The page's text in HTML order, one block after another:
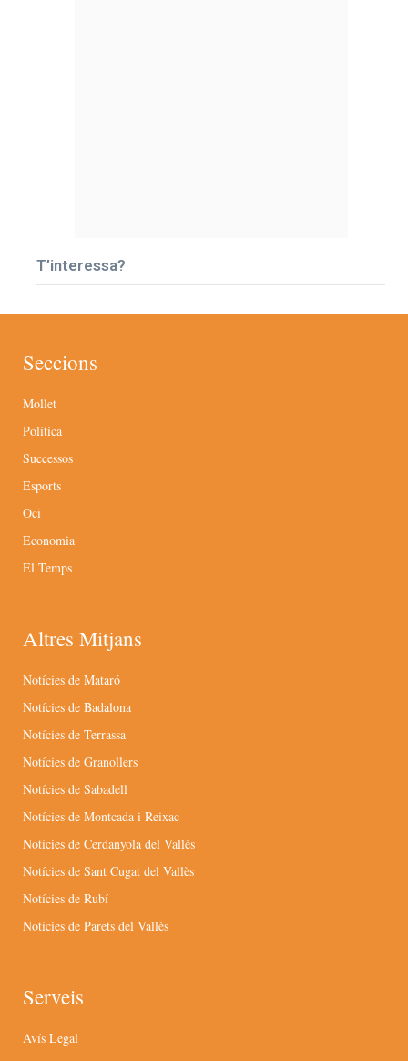
T’interessa?
Seccions
Mollet
Política
Successos
Esports
Oci
Economia
El Temps
Altres Mitjans
Notícies de Mataró
Notícies de Badalona
Notícies de Terrassa
Notícies de Granollers
Notícies de Sabadell
Notícies de Montcada i Reixac
Notícies de Cerdanyola del Vallès
Notícies de Sant Cugat del Vallès
Notícies de Rubí
Notícies de Parets del Vallès
Serveis
Avís Legal